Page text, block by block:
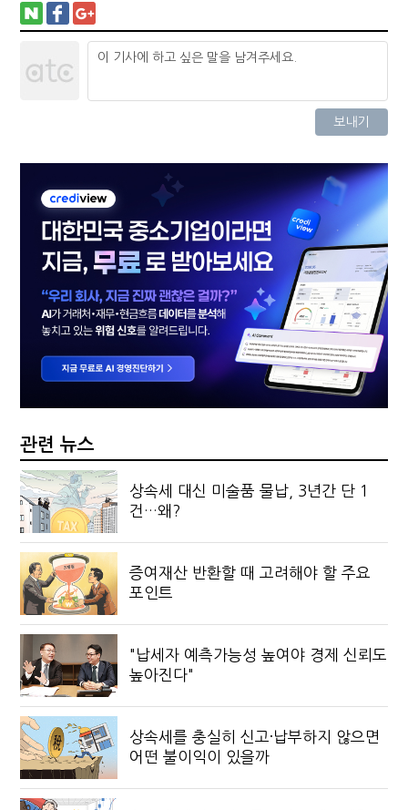
관련 뉴스
상속세 대신 미술품 물납, 3년간 단 1
건…왜?
증여재산 반환할 때 고려해야 할 주요
포인트
"납세자 예측가능성 높여야 경제 신뢰도
높아진다"
상속세를 충실히 신고·납부하지 않으면
어떤 불이익이 있을까